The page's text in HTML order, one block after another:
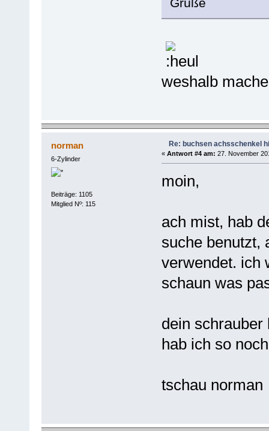
weshalb
norman
6-Zylinder
Beiträge: 1105
Mitglied Nº: 115
Re: buchsen achsschenkel
« Antwort #4 am: 27. November
moin,
ach mist, hab
suche benutzt,
verwendet. ich
schaun was
dein schrauber
hab ich so
tschau norman